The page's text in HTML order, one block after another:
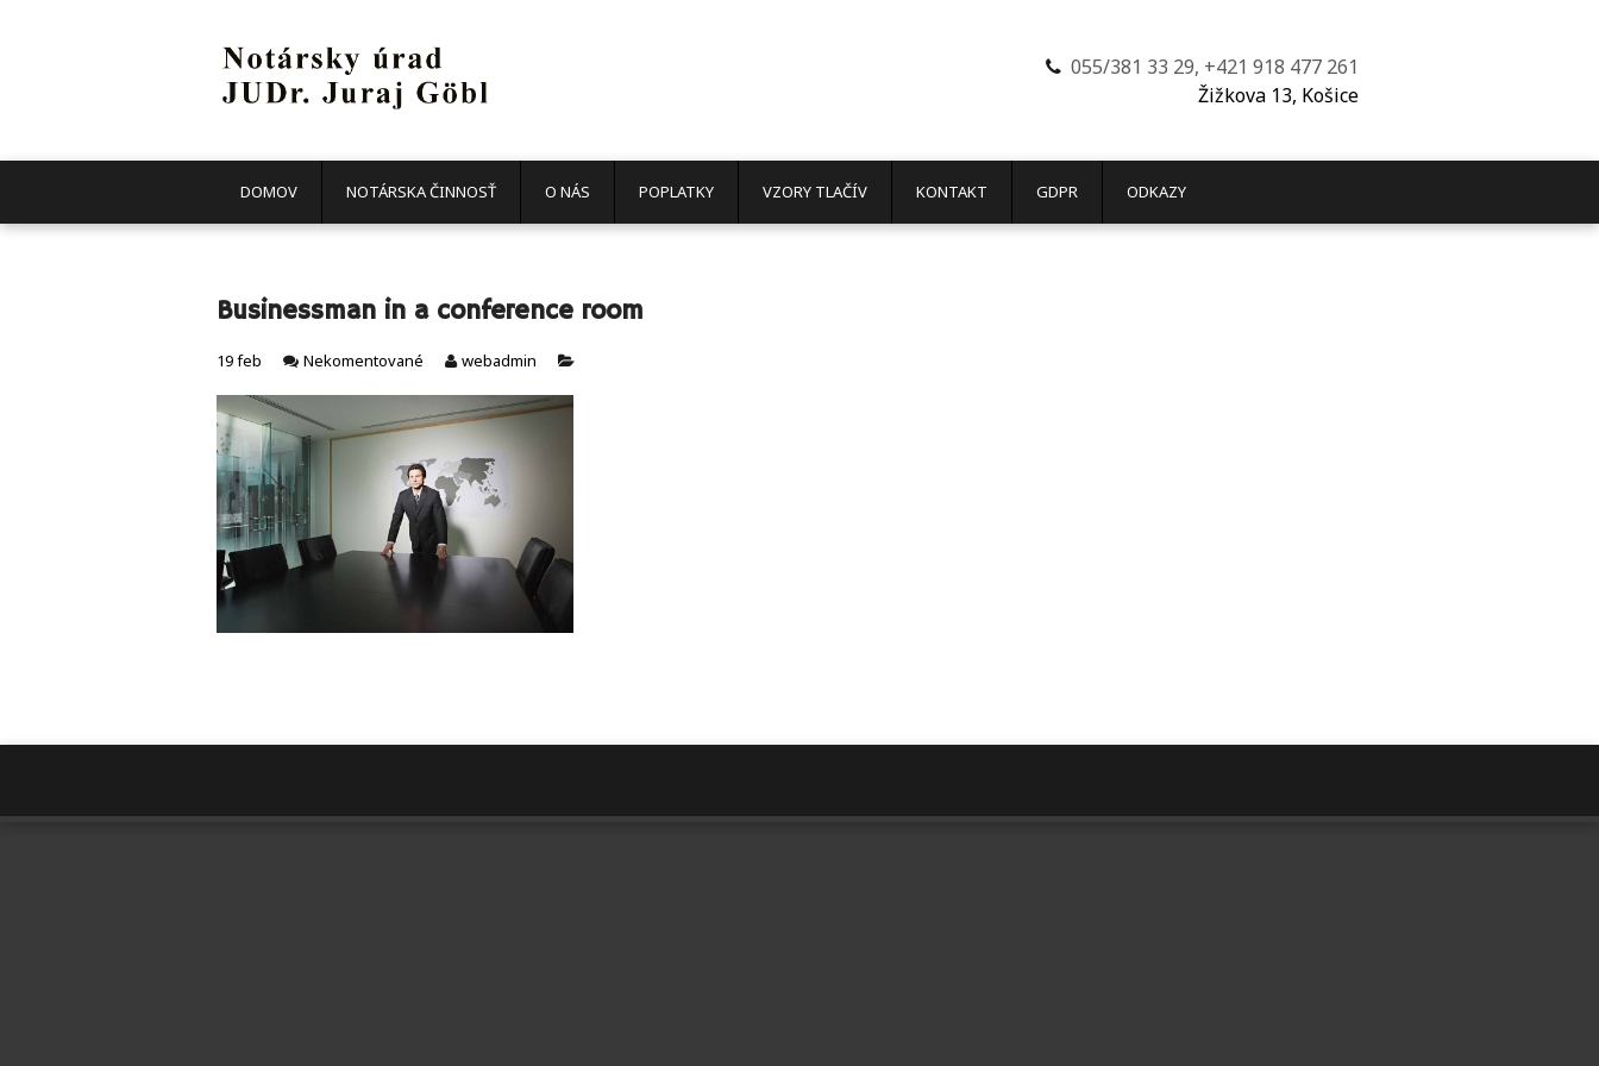
055/381 33 29, +421 918 477 261
Žižkova 13, Košice
DOMOV NOTÁRSKA ČINNOSŤ O NÁS POPLATKY VZORY TLAČÍV KONTAKT GDPR ODKAZY
Businessman in a conference room
19feb Nekomentované webadmin